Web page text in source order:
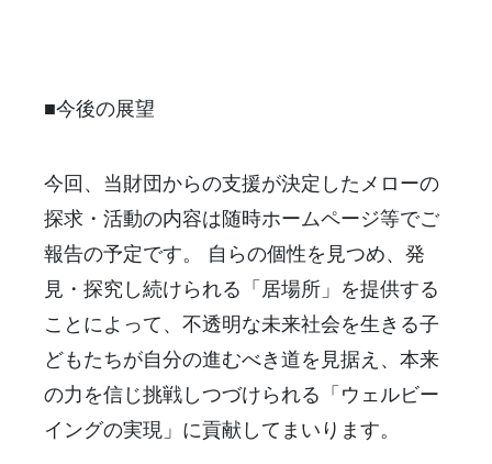
■今後の展望
今回、当財団からの支援が決定したメローの
探求・活動の内容は随時ホームページ等でご
報告の予定です。 自らの個性を見つめ、発
見・探究し続けられる「居場所」を提供する
ことによって、不透明な未来社会を生きる子
どもたちが自分の進むべき道を見据え、本来
の力を信じ挑戦しつづけられる「ウェルビー
イングの実現」に貢献してまいります。